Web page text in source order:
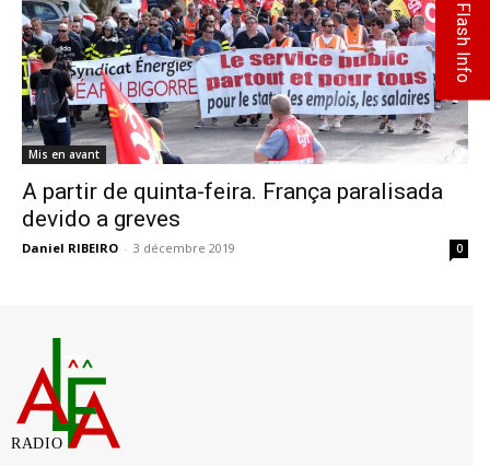
Mis en avant
A partir de quinta-feira. França paralisada
devido a greves
Daniel RIBEIRO - 3 décembre 2019 0
RADIO
Flash Info